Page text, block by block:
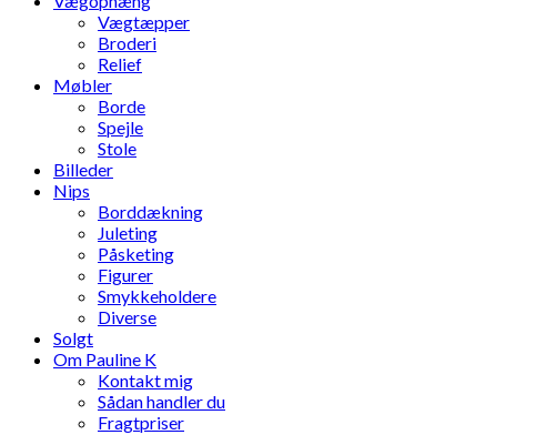
Vægtæpper
Broderi
Relief
Møbler
Borde
Spejle
Stole
Billeder
Nips
Borddækning
Juleting
Påsketing
Figurer
Smykkeholdere
Diverse
Solgt
Om Pauline K
Kontakt mig
Sådan handler du
Fragtpriser